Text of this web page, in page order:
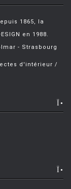
1865, la
en 1988.
- Strasbourg
d'intérieur /